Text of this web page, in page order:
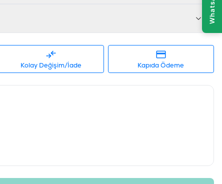
Kolay Değişim/İade Kapıda Ödeme